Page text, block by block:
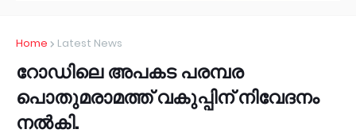
Home Latest News
റോഡിലെ അപകട പരമ്പര
പൊതുമരാമത്ത് വകുപ്പിന് നിവേദനം
നൽകി.